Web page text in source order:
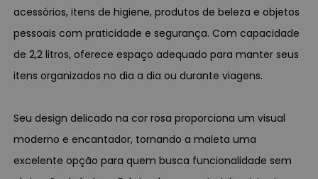
acessórios, itens de higiene, produtos de beleza e objetos
pessoais com praticidade e segurança. Com capacidade
de 2,2 litros, oferece espaço adequado para manter seus
itens organizados no dia a dia ou durante viagens.
Seu design delicado na cor rosa proporciona um visual
moderno e encantador, tornando a maleta uma
excelente opção para quem busca funcionalidade sem